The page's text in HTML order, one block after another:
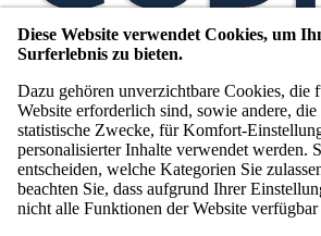
Diese Website verwendet Cookies, um
Surferlebnis zu bieten.
Dazu gehören unverzichtbare Cookies, die
Website erforderlich sind, sowie andere,
statistische Zwecke, für Komfort-
personalisierter Inhalte verwendet werden.
entscheiden, welche Kategorien Sie
beachten Sie, dass aufgrund Ihrer
nicht alle Funktionen der Website verfügbar
Unternehmensberatung seit 1980
WIR VERMITTELN,
BEGLEITEN,
COACHEN UND BERATEN.
SEIT 1980